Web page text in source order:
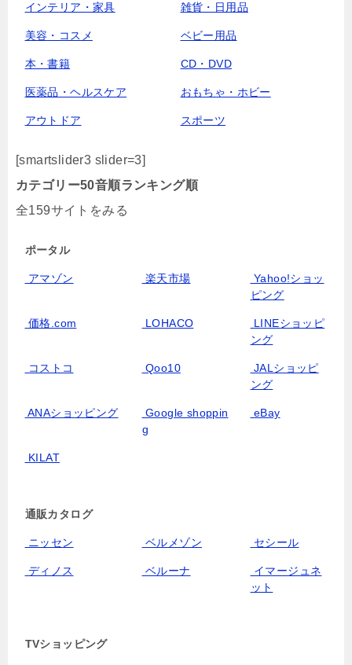
インテリア・家具 雑貨・日用品
美容・コスメ ベビー用品
本・書籍 CD・DVD
医薬品・ヘルスケア おもちゃ・ホビー
アウトドア スポーツ
[smartslider3 slider=3]
カテゴリー50音順ランキング順
全159サイトをみる
ポータル
アマゾン 楽天市場
Yahoo!ショッ
ピング
価格.com LOHACO
LINEショッピ
ング
コストコ Qoo10
JALショッピ
ング
ANAショッピング
Google shoppin
g
eBay
KILAT
通販カタログ
ニッセン ベルメゾン セシール
ディノス ベルーナ
イマージュネ
ット
TVショッピング